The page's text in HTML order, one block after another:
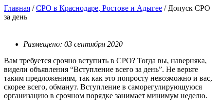
Главная /СРО в Краснодаре, Ростове и Адыгее / Допуск СРО
за день
Размещено: 03 сентября 2020
Вам требуется срочно вступить в СРО? Тогда вы, наверняка,
видели объявления “Вступление всего за день”. Не верьте
таким предложениям, так как это попросту невозможно и вас,
скорее всего, обманут. Вступление в саморегулирующуюся
организацию в срочном порядке занимает минимум неделю.